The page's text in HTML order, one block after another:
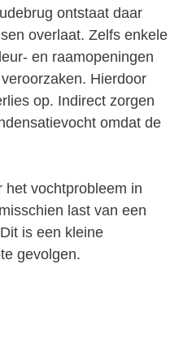
ontstaat daar
overlaat. Zelfs enkele
en raamopeningen
Hierdoor
op. Indirect zorgen
omdat de
het vochtprobleem in
last van een
is een kleine
gevolgen.